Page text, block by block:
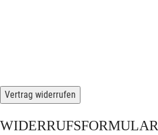
Vertrag widerrufen
WIDERRUFSFORMULAR